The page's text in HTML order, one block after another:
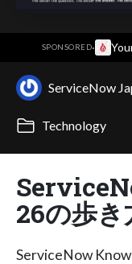
SPONSORED·
ServiceNow
Technology
26の歩き
ServiceNow